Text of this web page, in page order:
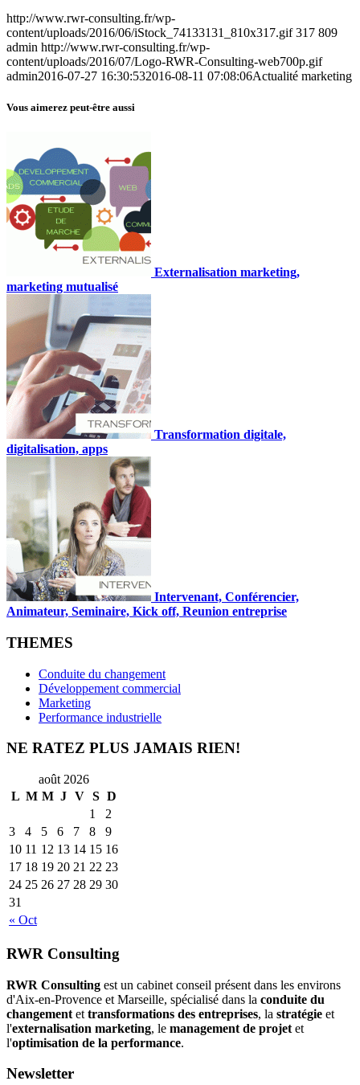
http://www.rwr-consulting.fr/wp-
content/uploads/2016/06/iStock_74133131_810x317.gif 317 809
admin http://www.rwr-consulting.fr/wp-
content/uploads/2016/07/Logo-RWR-Consulting-web700p.gif
admin2016-07-27 16:30:532016-08-11 07:08:06Actualité marketing
Vous aimerez peut-être aussi
Externalisation marketing,
marketing mutualisé
Transformation digitale,
digitalisation, apps
Intervenant, Conférencier,
Animateur, Seminaire, Kick off, Reunion entreprise
THEMES
Conduite du changement
Développement commercial
Marketing
Performance industrielle
NE RATEZ PLUS JAMAIS RIEN!
août 2026
L M M J V S D
« Oct
1
2
3
4 5 6 7 8
9
10 11 12 13 14 15 16
17 18 19 20 21 22 23
24 25 26 27 28 29 30
31
RWR Consulting
RWR Consulting est un cabinet conseil présent dans les environs
d'Aix-en-Provence et Marseille, spécialisé dans la conduite du
changement et transformations des entreprises, la stratégie et
l'externalisation marketing, le management de projet et
l'optimisation de la performance.
Newsletter